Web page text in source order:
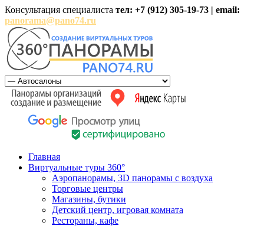
Консультация специалиста тел: +7 (912) 305-19-73 | email:
panorama@pano74.ru
Главная
Виртуальные туры 360°
Аэропанорамы, 3D панорамы с воздуха
Торговые центры
Магазины, бутики
Детский центр, игровая комната
Рестораны, кафе